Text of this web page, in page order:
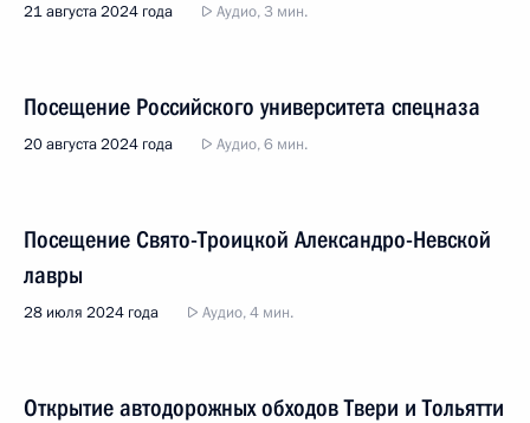
21 августа 2024 года Аудио, 3 мин.
Посещение Российского университета спецназа
20 августа 2024 года Аудио, 6 мин.
Посещение Свято-Троицкой Александро-Невской
лавры
28 июля 2024 года Аудио, 4 мин.
Открытие автодорожных обходов Твери и Тольятти